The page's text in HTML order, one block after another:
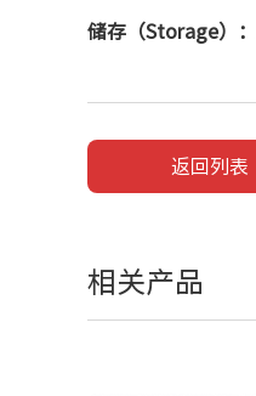
储存（Storage）：
返回列表
相关产品